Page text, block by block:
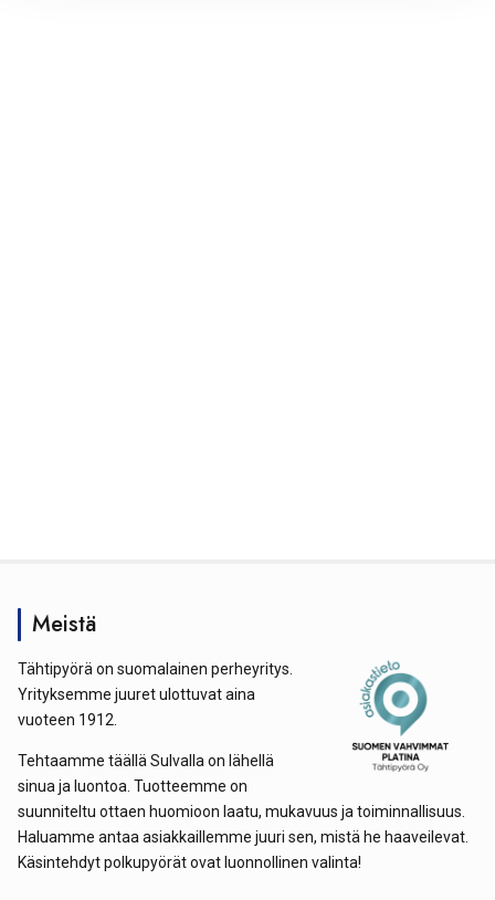
Meistä
Tähtipyörä on suomalainen perheyritys.
Yrityksemme juuret ulottuvat aina
vuoteen 1912.
Tehtaamme täällä Sulvalla on lähellä
sinua ja luontoa. Tuotteemme on
suunniteltu ottaen huomioon laatu, mukavuus ja toiminnallisuus.
Haluamme antaa asiakkaillemme juuri sen, mistä he haaveilevat.
Käsintehdyt polkupyörät ovat luonnollinen valinta!